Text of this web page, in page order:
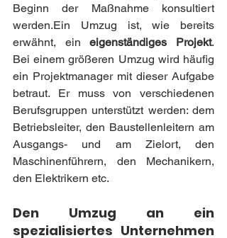
Beginn der Maßnahme konsultiert
werden.Ein Umzug ist, wie bereits
erwähnt, ein eigenständiges Projekt.
Bei einem größeren Umzug wird häufig
ein Projektmanager mit dieser Aufgabe
betraut. Er muss von verschiedenen
Berufsgruppen unterstützt werden: dem
Betriebsleiter, den Baustellenleitern am
Ausgangs- und am Zielort, den
Maschinenführern, den Mechanikern,
den Elektrikern etc.
Den Umzug an ein
spezialisiertes Unternehmen